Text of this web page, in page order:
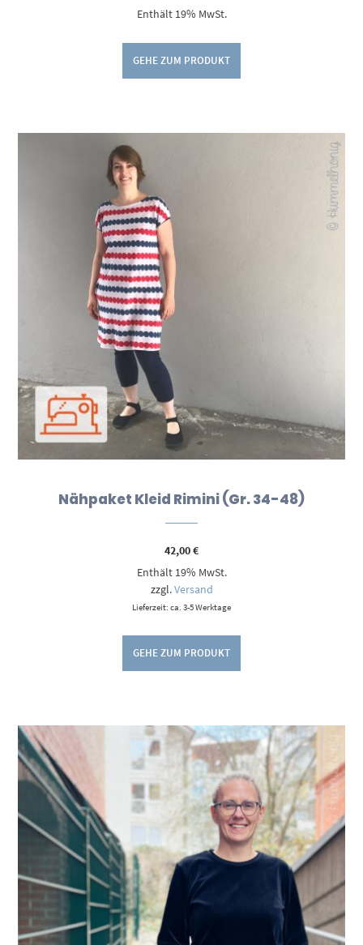
Enthält 19% MwSt.
GEHE ZUM PRODUKT
Nähpaket Kleid Rimini (Gr. 34-48)
42,00€
Enthält 19% MwSt.
zzgl.Versand
Lieferzeit: ca. 3-5 Werktage
GEHE ZUM PRODUKT